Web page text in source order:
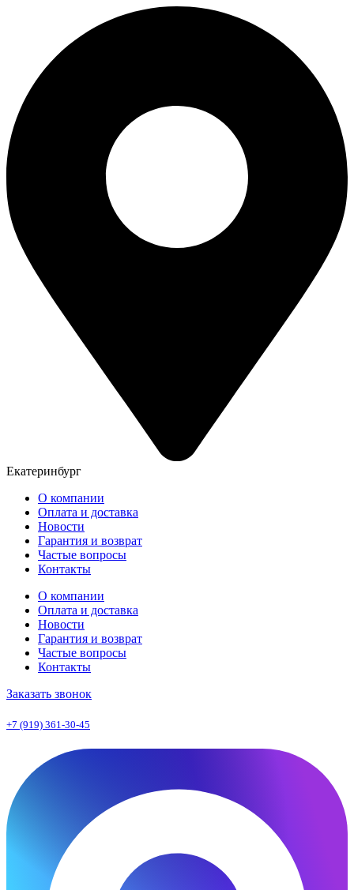
содержимому
Екатеринбург
О компании
Оплата и доставка
Новости
Гарантия и возврат
Частые вопросы
Контакты
О компании
Оплата и доставка
Новости
Гарантия и возврат
Частые вопросы
Контакты
Заказать звонок
+7 (919) 361-30-45